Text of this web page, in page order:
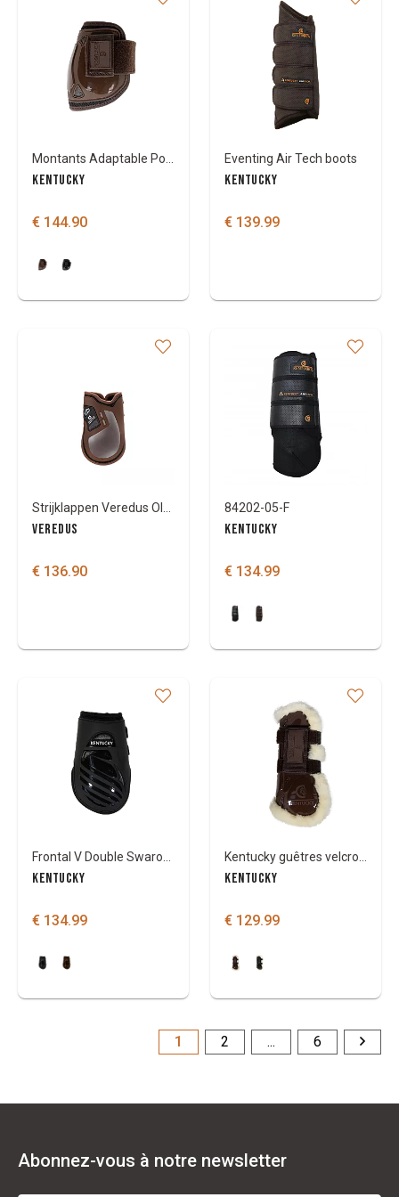
KENTUCKY
€ 144.90
Eventing Air Tech boots
KENTUCKY
€ 139.99
VEREDUS
€ 136.90
84202-05-F
KENTUCKY
€ 134.99
KENTUCKY
€ 134.99
KENTUCKY
€ 129.99
1 2 ... 6
Abonnez-vous à notre newsletter